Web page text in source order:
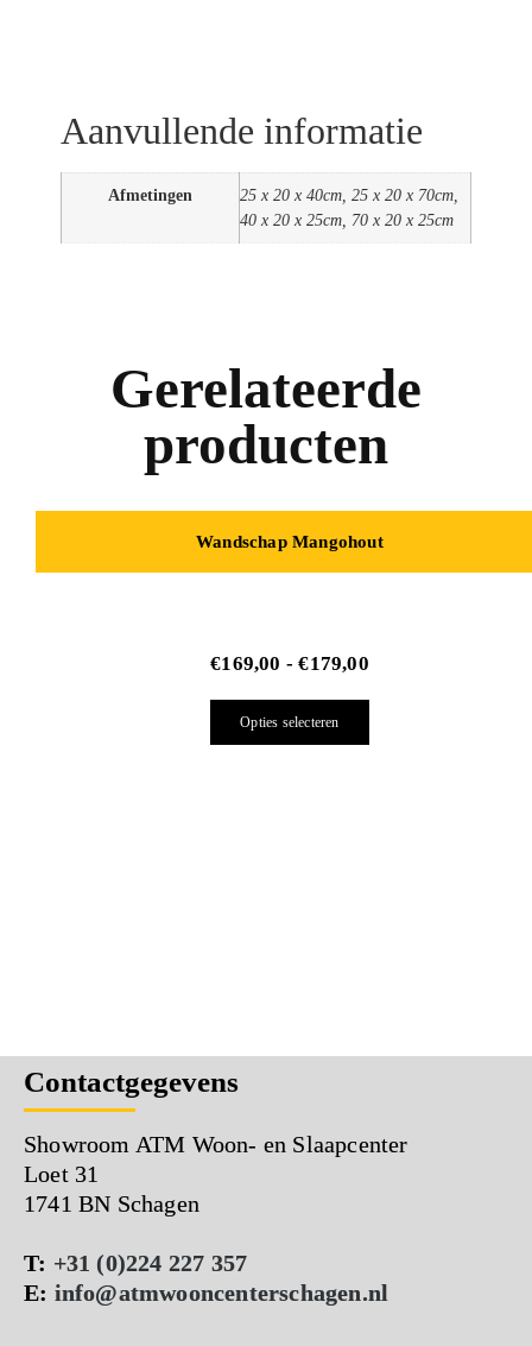
Aanvullende informatie
Afmetingen
25 x 20 x 40cm, 25 x 20 x 70cm,
40 x 20 x 25cm, 70 x 20 x 25cm
Gerelateerde
producten
Wandschap Mangohout
€169,00 - €179,00
Opties selecteren
Contactgegevens
Showroom ATM Woon- en Slaapcenter
Loet 31
1741 BN Schagen
T: +31 (0)224 227 357
E: info@atmwooncenterschagen.nl